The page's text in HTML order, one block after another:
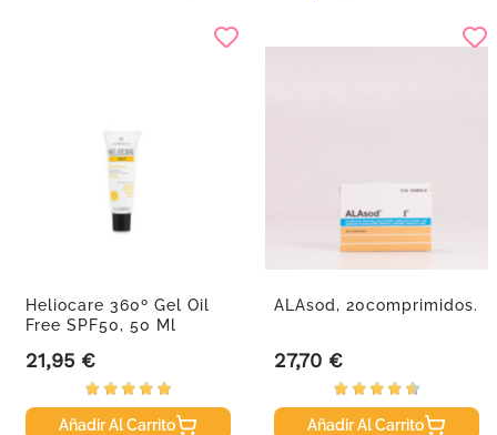
Heliocare 360º Gel Oil
Free SPF50, 50 Ml
Precio
21,95 €
Añadir Al Carrito
ALAsod, 20comprimidos.
Precio
27,70 €
Añadir Al Carrito